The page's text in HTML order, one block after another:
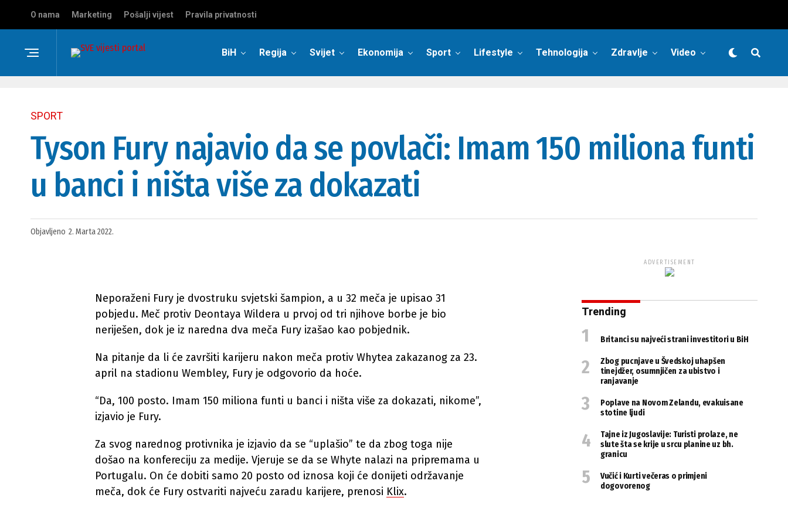
O nama Marketing Pošalji vijest Pravila privatnosti
BiH Regija Svijet Ekonomija Sport Lifestyle Tehnologija Zdravlje Video
SPORT
Tyson Fury najavio da se povlači: Imam 150 miliona funti
u banci i ništa više za dokazati
Objavljeno 2. Marta 2022.
Neporaženi Fury je dvostruku svjetski šampion, a u 32 meča je upisao 31
pobjedu. Meč protiv Deontaya Wildera u prvoj od tri njihove borbe je bio
neriješen, dok je iz naredna dva meča Fury izašao kao pobjednik.
Na pitanje da li će završiti karijeru nakon meča protiv Whytea zakazanog za 23.
april na stadionu Wembley, Fury je odgovorio da hoće.
“Da, 100 posto. Imam 150 miliona funti u banci i ništa više za dokazati, nikome”,
izjavio je Fury.
Za svog narednog protivnika je izjavio da se “uplašio” te da zbog toga nije
došao na konfereciju za medije. Vjeruje se da se Whyte nalazi na pripremama u
Portugalu. On će dobiti samo 20 posto od iznosa koji će donijeti održavanje
meča, dok će Fury ostvariti najveću zaradu karijere, prenosi Klix.
ADVERTISEMENT
Trending
Britanci su najveći strani investitori u BiH
Zbog pucnjave u Švedskoj uhapšen
tinejdžer, osumnjičen za ubistvo i
ranjavanje
Poplave na Novom Zelandu, evakuisane
stotine ljudi
Tajne iz Jugoslavije: Turisti prolaze, ne
slute šta se krije u srcu planine uz bh.
granicu
Vučić i Kurti večeras o primjeni
dogovorenog